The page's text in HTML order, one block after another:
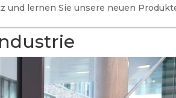
und lernen Sie unsere neuen